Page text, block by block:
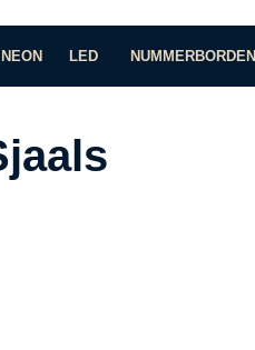
NEON LED NUMMERBORDEN